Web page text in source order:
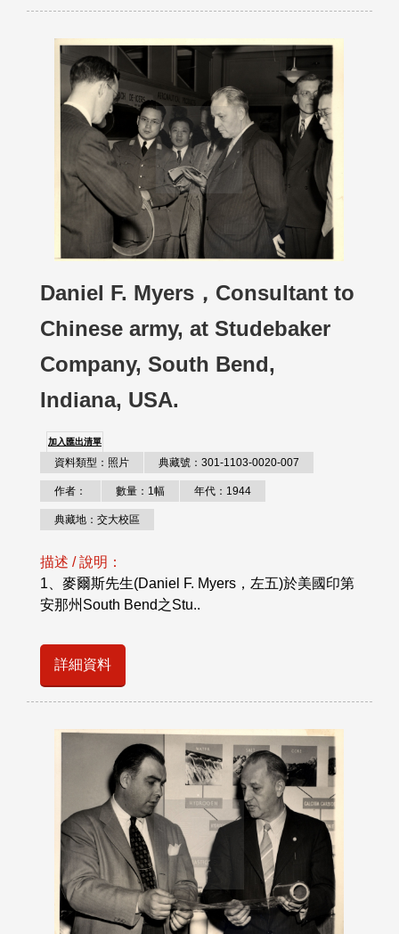
Daniel F. Myers，Consultant to
Chinese army, at Studebaker
Company, South Bend,
Indiana, USA.
加入匯出清單
資料類型：照片 典藏號：301-1103-0020-007
作者： 數量：1幅 年代：1944
典藏地：交大校區
描述 / 說明：
1、麥爾斯先生(Daniel F. Myers，左五)於美國印第
安那州South Bend之Stu..
詳細資料